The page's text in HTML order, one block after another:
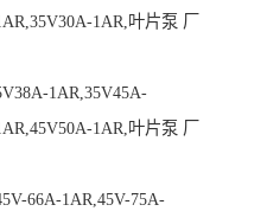
1AR,叶片泵 厂
1AR,35V45A-
1AR,叶片泵 厂
66A-1AR,45V-75A-